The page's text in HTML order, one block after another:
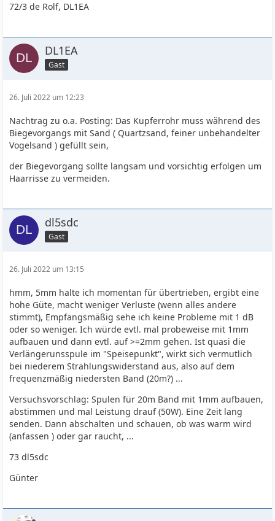
72/3 de Rolf, DL1EA
DL1EA
Gast
26. Juli 2022 um 12:23
Nachtrag zu o.a. Posting: Das Kupferrohr muss während des
Biegevorgangs mit Sand ( Quartzsand, feiner unbehandelter
Vogelsand ) gefüllt sein,
der Biegevorgang sollte langsam und vorsichtig erfolgen um
Haarrisse zu vermeiden.
dl5sdc
Gast
26. Juli 2022 um 13:15
hmm, 5mm halte ich momentan für übertrieben, ergibt eine
hohe Güte, macht weniger Verluste (wenn alles andere
stimmt), Empfangsmäßig sehe ich keine Probleme mit 1 dB
oder so weniger. Ich würde evtl. mal probeweise mit 1mm
aufbauen und dann evtl. auf >=2mm gehen. Ist quasi die
Verlängerunsspule im "Speisepunkt", wirkt sich vermutlich
bei niederem Strahlungswiderstand aus, also auf dem
frequenzmäßig niedersten Band (20m?) ...
Versuchsvorschlag: Spulen für 20m Band mit 1mm aufbauen,
abstimmen und mal Leistung drauf (50W). Eine Zeit lang
senden. Dann abschalten und schauen, ob was warm wird
(anfassen ) oder gar raucht, ...
73 dl5sdc
Günter